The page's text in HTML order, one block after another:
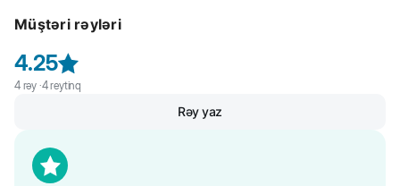
полнорационный сбалансированный сухой корм для
стерилизованных кошек.
Tərkibi: işlənmiş heyvan zülalı (toyuq), buğda, qarğıdalı, heyvan piyi,
qaraciyər, duz, kətan toxumu, qurudulmuş pivə mayası, taurin.
Qida dəyəri: Zülal 27%, Yağ 10%, Kül 8%, Lif 2%.
Saytdakı maddələr və qida tərkibi barədə məlumat yalnız istinad
Müştəri rəyləri
4.25
4rəy ·4reytinq
Rəy yaz